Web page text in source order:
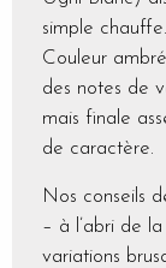
simple chauffe.
Couleur
des notes de
mais finale
de caractère.
Nos conseils
– à l’abri de
variations